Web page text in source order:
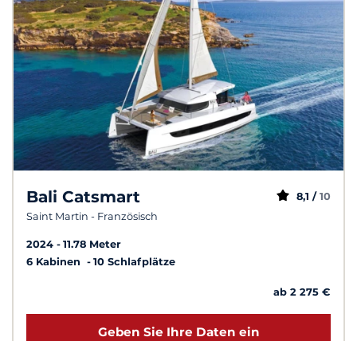
Bali Catsmart
Saint Martin - Französisch
8,1 / 10
2024
11.78 Meter
6 Kabinen
10 Schlafplätze
ab 2 275 €
Geben Sie Ihre Daten ein